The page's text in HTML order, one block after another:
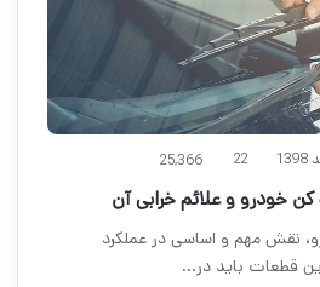
22
25,366
خودرو و علائم خرابی آن
نقش مهم و اساسی در عملکرد
قطعات باید در…